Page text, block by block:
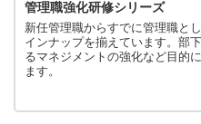
管理職強化研修シリーズ
新任管理職からすでに管理職と
インナップを揃えています。部
るマネジメントの強化など目的
ます。